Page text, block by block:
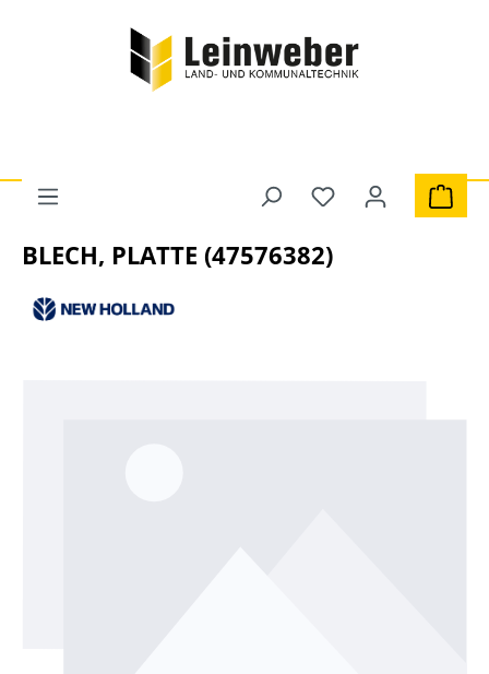
Zum Hauptinhalt springen
Du hast 0 Produkte
Marken
BLECH, PLATTE (47576382)